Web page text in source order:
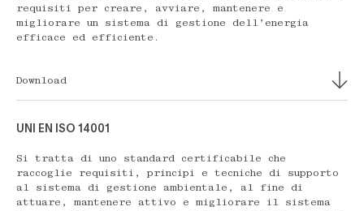
requisiti per creare, avviare, mantenere e
migliorare un sistema di gestione dell’energia
efficace ed efficiente.
Download
UNI EN ISO 14001
Si tratta di uno standard certificabile che
raccoglie requisiti, principi e tecniche di supporto
al sistema di gestione ambientale, al fine di
attuare, mantenere attivo e migliorare il sistema